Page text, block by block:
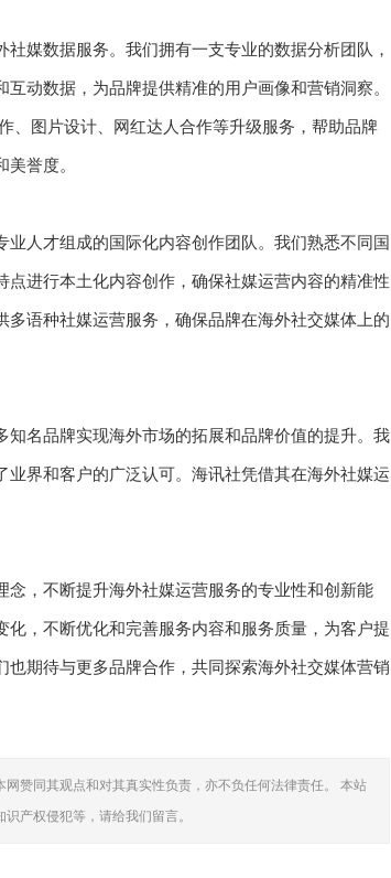
媒数据服务。我们拥有一支专业的数据分析团队，
动数据，为品牌提供精准的用户画像和营销洞察。
、图片设计、网红达人合作等升级服务，帮助品牌
誉度。
人才组成的国际化内容创作团队。我们熟悉不同国
进行本土化内容创作，确保社媒运营内容的精准性
语种社媒运营服务，确保品牌在海外社交媒体上的
名品牌实现海外市场的拓展和品牌价值的提升。我
界和客户的广泛认可。海讯社凭借其在海外社媒运
，不断提升海外社媒运营服务的专业性和创新能
，不断优化和完善服务内容和服务质量，为客户提
期待与更多品牌合作，共同探索海外社交媒体营销
赞同其观点和对其真实性负责，亦不负任何法律责任。 本站
产权侵犯等，请给我们留言。